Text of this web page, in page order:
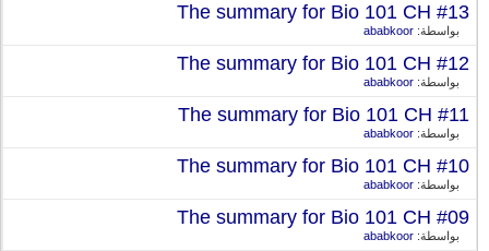
The summary for Bio 101 CH #13
بواسطة:ababkoor
The summary for Bio 101 CH #12
بواسطة:ababkoor
The summary for Bio 101 CH #11
بواسطة:ababkoor
The summary for Bio 101 CH #10
بواسطة:ababkoor
The summary for Bio 101 CH #09
بواسطة:ababkoor